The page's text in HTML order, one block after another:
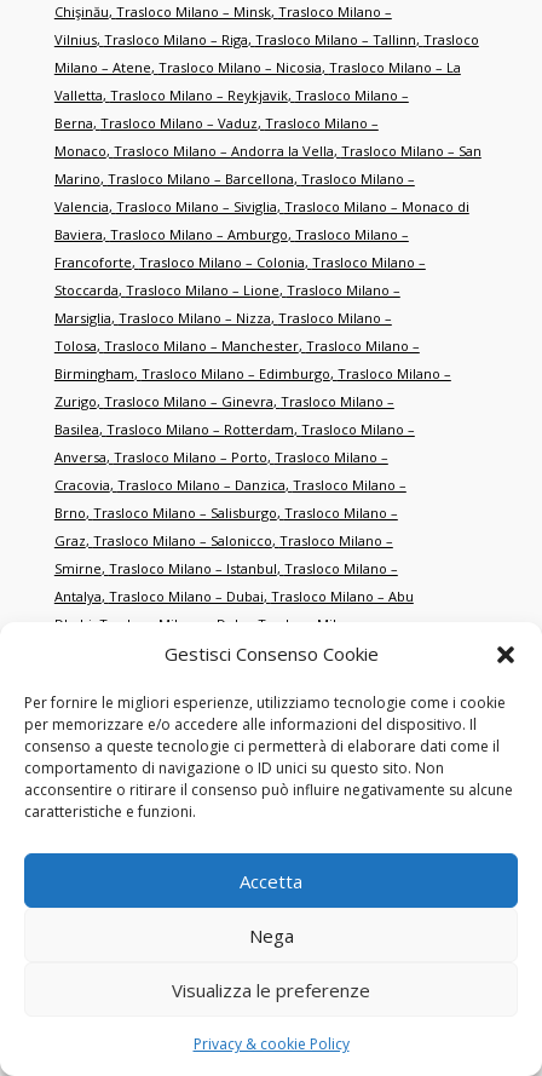
Gestisci Consenso Cookie
Per fornire le migliori esperienze, utilizziamo tecnologie come i cookie
per memorizzare e/o accedere alle informazioni del dispositivo. Il
consenso a queste tecnologie ci permetterà di elaborare dati come il
comportamento di navigazione o ID unici su questo sito. Non
acconsentire o ritirare il consenso può influire negativamente su alcune
caratteristiche e funzioni.
Accetta
Nega
Visualizza le preferenze
Privacy & cookie Policy
Chişinău, Trasloco Milano – Minsk, Trasloco Milano –
Vilnius, Trasloco Milano – Riga, Trasloco Milano – Tallinn, Trasloco
Milano – Atene, Trasloco Milano – Nicosia, Trasloco Milano – La
Valletta, Trasloco Milano – Reykjavik, Trasloco Milano –
Berna, Trasloco Milano – Vaduz, Trasloco Milano –
Monaco, Trasloco Milano – Andorra la Vella, Trasloco Milano – San
Marino, Trasloco Milano – Barcellona, Trasloco Milano –
Valencia, Trasloco Milano – Siviglia, Trasloco Milano – Monaco di
Baviera, Trasloco Milano – Amburgo, Trasloco Milano –
Francoforte, Trasloco Milano – Colonia, Trasloco Milano –
Stoccarda, Trasloco Milano – Lione, Trasloco Milano –
Marsiglia, Trasloco Milano – Nizza, Trasloco Milano –
Tolosa, Trasloco Milano – Manchester, Trasloco Milano –
Birmingham, Trasloco Milano – Edimburgo, Trasloco Milano –
Zurigo, Trasloco Milano – Ginevra, Trasloco Milano –
Basilea, Trasloco Milano – Rotterdam, Trasloco Milano –
Anversa, Trasloco Milano – Porto, Trasloco Milano –
Cracovia, Trasloco Milano – Danzica, Trasloco Milano –
Brno, Trasloco Milano – Salisburgo, Trasloco Milano –
Graz, Trasloco Milano – Salonicco, Trasloco Milano –
Smirne, Trasloco Milano – Istanbul, Trasloco Milano –
Antalya, Trasloco Milano – Dubai, Trasloco Milano – Abu
Dhabi Trasloco Milano – Doha
Trasloco Milano –
Trasloco Milano – Hong Kong, Trasloco Milano – New
Angeles,Trasloco Milano – Toronto,Trasloco Milano –
Montréal,Trasloco Milano – Sydney ,Trasloco Milano –
Melbourne,Trasloco Milano – Tokyo,Trasloco Milano –
Shanghai ,Trasloco Milano – Pechino ,Trasloco Milano – San
Francisco, Trasloco Milano – Chicago
Trasloco Milano – Dallas
Trasloco Milano –
Trasloco Milano – Orlando,Trasloco Milano –
Trasloco Roma – Lisbona,Trasloco Roma –